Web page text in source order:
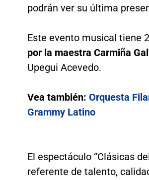
podrán ver su última
Este evento musical tiene
por la maestra Carmiña
Upegui Acevedo.
Vea también: Orquesta
Grammy Latino
El espectáculo “Clásicas
referente de talento,